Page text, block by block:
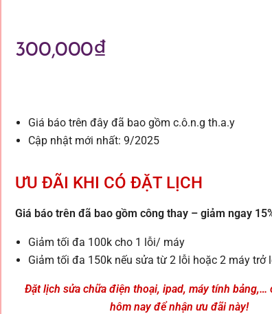
300,000₫
Giá báo trên đây đã bao gồm c.ô.n.g th.a.y
Cập nhật mới nhất: 9/2025
ƯU ĐÃI KHI CÓ ĐẶT LỊCH
Giá báo trên đã bao gồm công thay – giảm ngay
Giảm tối đa 100k cho 1 lỗi/ máy
Giảm tối đa 150k nếu sửa từ 2 lỗi hoặc 2 máy trở
Đặt lịch sửa chữa điện thoại, ipad, máy tính bảng,…
hôm nay để nhận ưu đãi này!